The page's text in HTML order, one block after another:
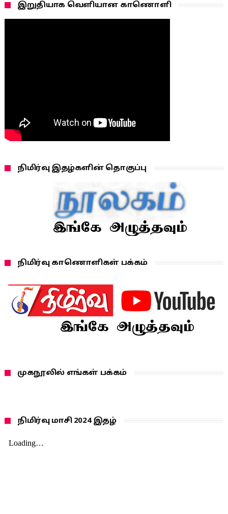
இறுதியாக வெளியான காணொளி
நிமிர்வு இதழ்களின் தொகுப்பு
நிமிர்வு காணொளிகள் பக்கம்
முகநூலில் எங்கள் பக்கம்
நிமிர்வு மாசி 2024 இதழ்